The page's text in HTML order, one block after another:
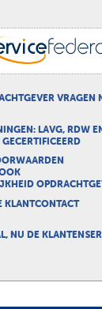
VRAGEN
LAVG, RDW
KLANTCONTACT
NU DE